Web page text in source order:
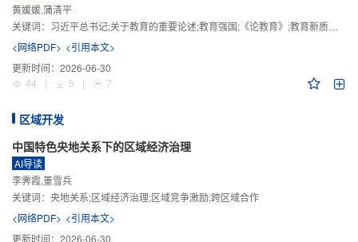
黄媛媛,蒲清平
关键词： 习近平总书记;关于教育的重要论述;教育强国;《论教育》;教育新质生产力;教育人工智能
<网络PDF> <引用本文>
更新时间： 2026-06-30
44
| 5 | 7
区域开发
中国特色央地关系下的区域经济治理
AI导读
李霁霞,董雪兵
关键词： 央地关系;区域经济治理;区域竞争激励;跨区域合作
<网络PDF> <引用本文>
更新时间： 2026-06-30